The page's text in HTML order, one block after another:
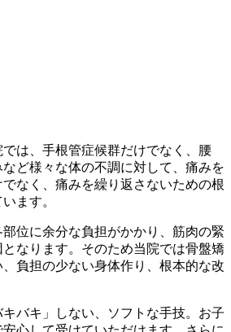
は、手根管症候群だけでなく、腰
ど様々な体の不調に対して、痛みを
なく、痛みを繰り返さないための根
ます。
位に余分な負担がかかり、筋肉の緊
なります。そのため当院では骨盤矯
負担の少ない身体作り、根本的な改
バキ」しない、ソフトな手技。お子